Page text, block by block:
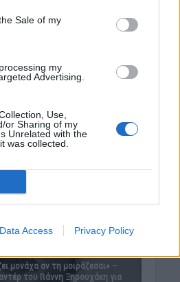
Sale of my
my
Advertising.
Use,
or Sharing of my
Unrelated with the
was collected.
Data Access Privacy Policy